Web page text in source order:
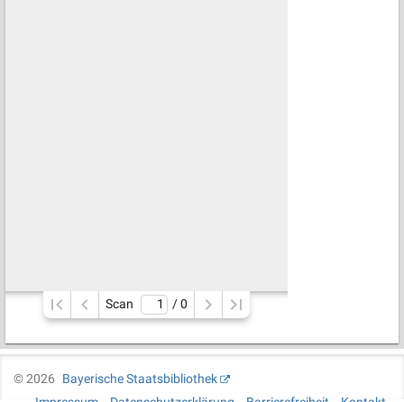
Scan / 0
©2026
Bayerische Staatsbibliothek